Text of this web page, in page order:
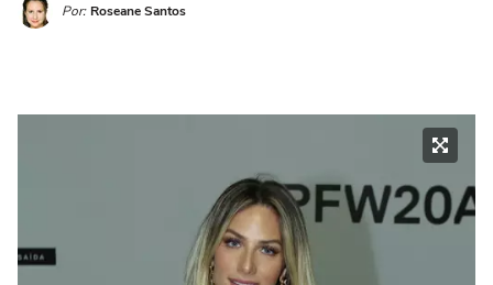
Por: Roseane Santos